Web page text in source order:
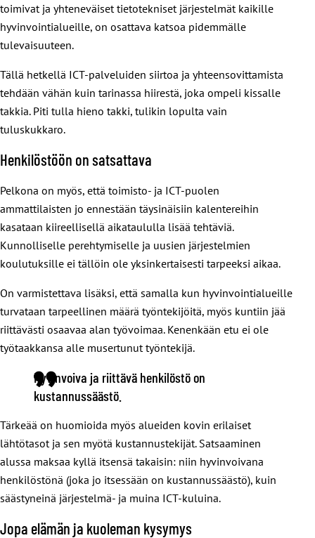
toimivat ja yhteneväiset tietotekniset järjestelmät kaikille
hyvinvointialueille, on osattava katsoa pidemmälle
tulevaisuuteen.
Tällä hetkellä ICT-palveluiden siirtoa ja yhteensovittamista
tehdään vähän kuin tarinassa hiirestä, joka ompeli kissalle
takkia. Piti tulla hieno takki, tulikin lopulta vain
tuluskukkaro.
Henkilöstöön on satsattava
Pelkona on myös, että toimisto- ja ICT-puolen
ammattilaisten jo ennestään täysinäisiin kalentereihin
kasataan kiireellisellä aikataululla lisää tehtäviä.
Kunnolliselle perehtymiselle ja uusien järjestelmien
koulutuksille ei tällöin ole yksinkertaisesti tarpeeksi aikaa.
On varmistettava lisäksi, että samalla kun hyvinvointialueille
turvataan tarpeellinen määrä työntekijöitä, myös kuntiin jää
riittävästi osaavaa alan työvoimaa. Kenenkään etu ei ole
työtaakkansa alle musertunut työntekijä.
Hyvinvoiva ja riittävä henkilöstö on
kustannussäästö.
Tärkeää on huomioida myös alueiden kovin erilaiset
lähtötasot ja sen myötä kustannustekijät. Satsaaminen
alussa maksaa kyllä itsensä takaisin: niin hyvinvoivana
henkilöstönä (joka jo itsessään on kustannussäästö), kuin
säästyneinä järjestelmä- ja muina ICT-kuluina.
Jopa elämän ja kuoleman kysymys